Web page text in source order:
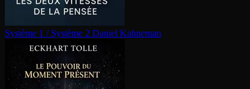
Système 1 / Système 2 Daniel Kahneman